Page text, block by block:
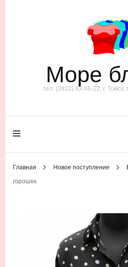
Море
тел. {3822} 93-46-22, г.
Главная Новое поступление
горошек